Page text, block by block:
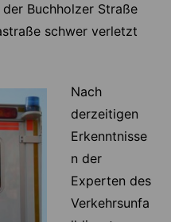
Buchholzer Straße
schwer verletzt
Nach
derzeitigen
Erkenntnisse
n der
Experten des
Verkehrsunfa